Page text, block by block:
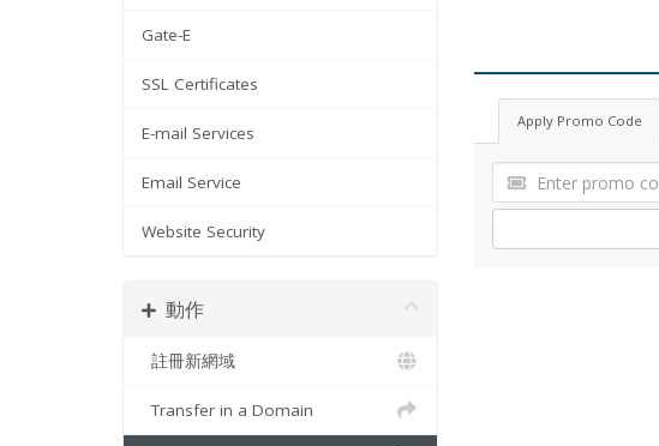
Gate-E
SSL Certificates
E-mail Services
Email Service
Website Security
動作
註冊新網域
Transfer in a Domain
Apply Promo Code